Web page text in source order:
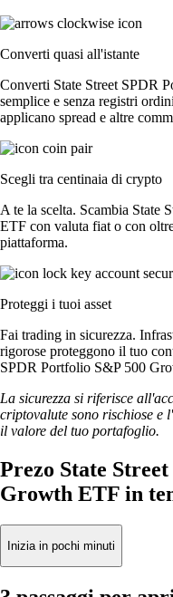
Converti quasi all'istante
Converti State Street SPDR
semplice e senza registri
applicano spread e altre
Scegli tra centinaia di crypto
A te la scelta. Scambia State
ETF con valuta fiat o con
piattaforma.
Proteggi i tuoi asset
Fai trading in sicurezza.
rigorose proteggono il tuo
SPDR Portfolio S&P 500
La sicurezza si riferisce
criptovalute sono rischiose e
il valore del tuo portafoglio.
Prezo State
Growth ETF in
Inizia in pochi minuti